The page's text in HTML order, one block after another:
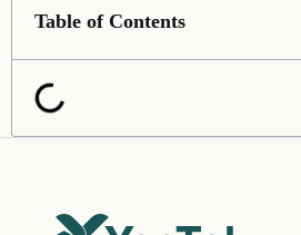
Table of Contents